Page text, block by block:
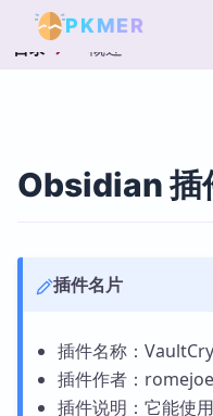
PKMER
目录 概述
Obsidian
插件名片
插件名称：
插件作者：romejoe
插件说明：它能使